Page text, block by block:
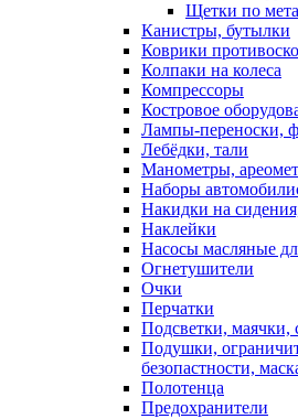
Щетки по
Канистры, бутылки
Коврики
Колпаки на колеса
Компрессоры
Костровое
Лампы-переноски,
Лебёдки, тали
Манометры,
Наборы
Накидки на
Наклейки
Насосы масляные
Огнетушители
Очки
Перчатки
Подсветки,
Подушки,
безопастности,
Полотенца
Предохранители